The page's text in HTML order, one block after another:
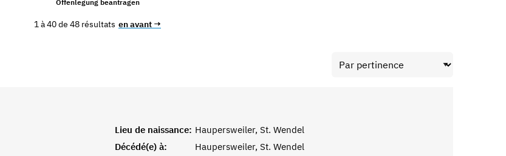
Offenlegung beantragen
1 à 40 de 48 résultats en avant →
Lieu de naissance: Haupersweiler, St. Wendel
Décédé(e) à:
Haupersweiler, St. Wendel